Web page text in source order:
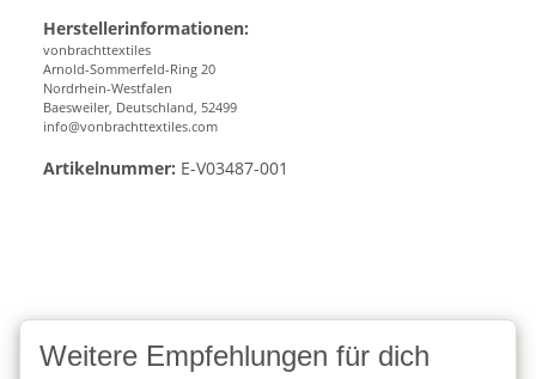
Herstellerinformationen:
vonbrachttextiles
Arnold-Sommerfeld-Ring 20
Nordrhein-Westfalen
Baesweiler, Deutschland, 52499
info@vonbrachttextiles.com
Artikelnummer: E-V03487-001
Weitere Empfehlungen für dich